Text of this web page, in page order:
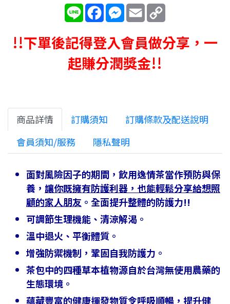
Line FacebookMessenger
Email
!!下單後記得登入會員做分享，一
起賺分潤獎金!!
商品詳情 訂購須知
訂購條款及配送說明
會員須知/服務
隱私聲明
面對風險因子的期間，飲用逸情茶當作預防與保
養， 讓你既擁有防護利器，也能輕鬆分享給想照
顧的家人朋友 。全面提升整體的防護力!!
可調節生理機能、清涼解渴。
溫中退火、平衡體質。
增強防禦機制，鞏固自我防護力。
茶包中的四種草本植物源自於台灣無使用農藥的
生態環境。
蘊藏豐富的健康揮發物質令呼吸順暢，提升健